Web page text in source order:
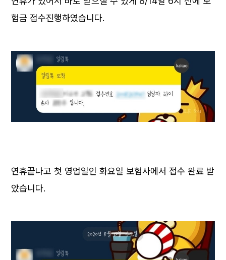
험금 접수진행하였습니다.
연휴끝나고 첫 영업일인 화요일 보험사에서 접수 완료 받
았습니다.